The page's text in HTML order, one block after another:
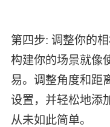
第四步: 调整你的
构建你的场景就像
易。调整角度和距
设置，并轻松地添
从未如此简单。